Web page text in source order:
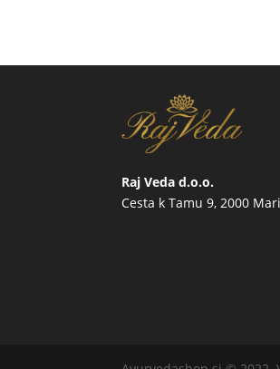
Raj Veda d.o.o.
Cesta k Tamu 9, 2000